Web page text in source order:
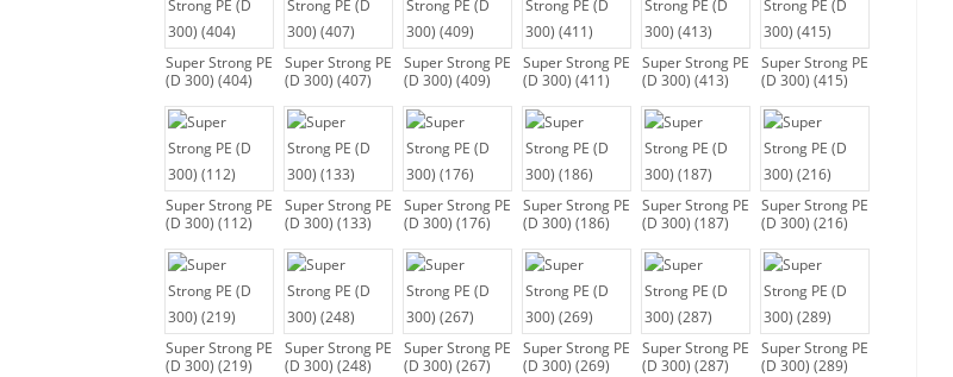
Super Strong PE
(D 300) (404)
Super Strong PE
(D 300) (407)
Super Strong PE
(D 300) (409)
Super Strong PE
(D 300) (411)
Super Strong PE
(D 300) (413)
Super Strong PE
(D 300) (415)
Super Strong PE
(D 300) (112)
Super Strong PE
(D 300) (133)
Super Strong PE
(D 300) (176)
Super Strong PE
(D 300) (186)
Super Strong PE
(D 300) (187)
Super Strong PE
(D 300) (216)
Super Strong PE
(D 300) (219)
Super Strong PE
(D 300) (248)
Super Strong PE
(D 300) (267)
Super Strong PE
(D 300) (269)
Super Strong PE
(D 300) (287)
Super Strong PE
(D 300) (289)